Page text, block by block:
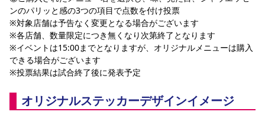
ンのパリッと感の3つの項目で点数を付け投票
※対象店舗は予告なく変更となる場合がございます
※各店舗、数量限定につき無くなり次第終了となります
※イベントは15:00までとなりますが、オリジナルメニューは購入
できる場合がございます
※投票結果は試合終了後に発表予定
オリジナルステッカーデザインイメージ